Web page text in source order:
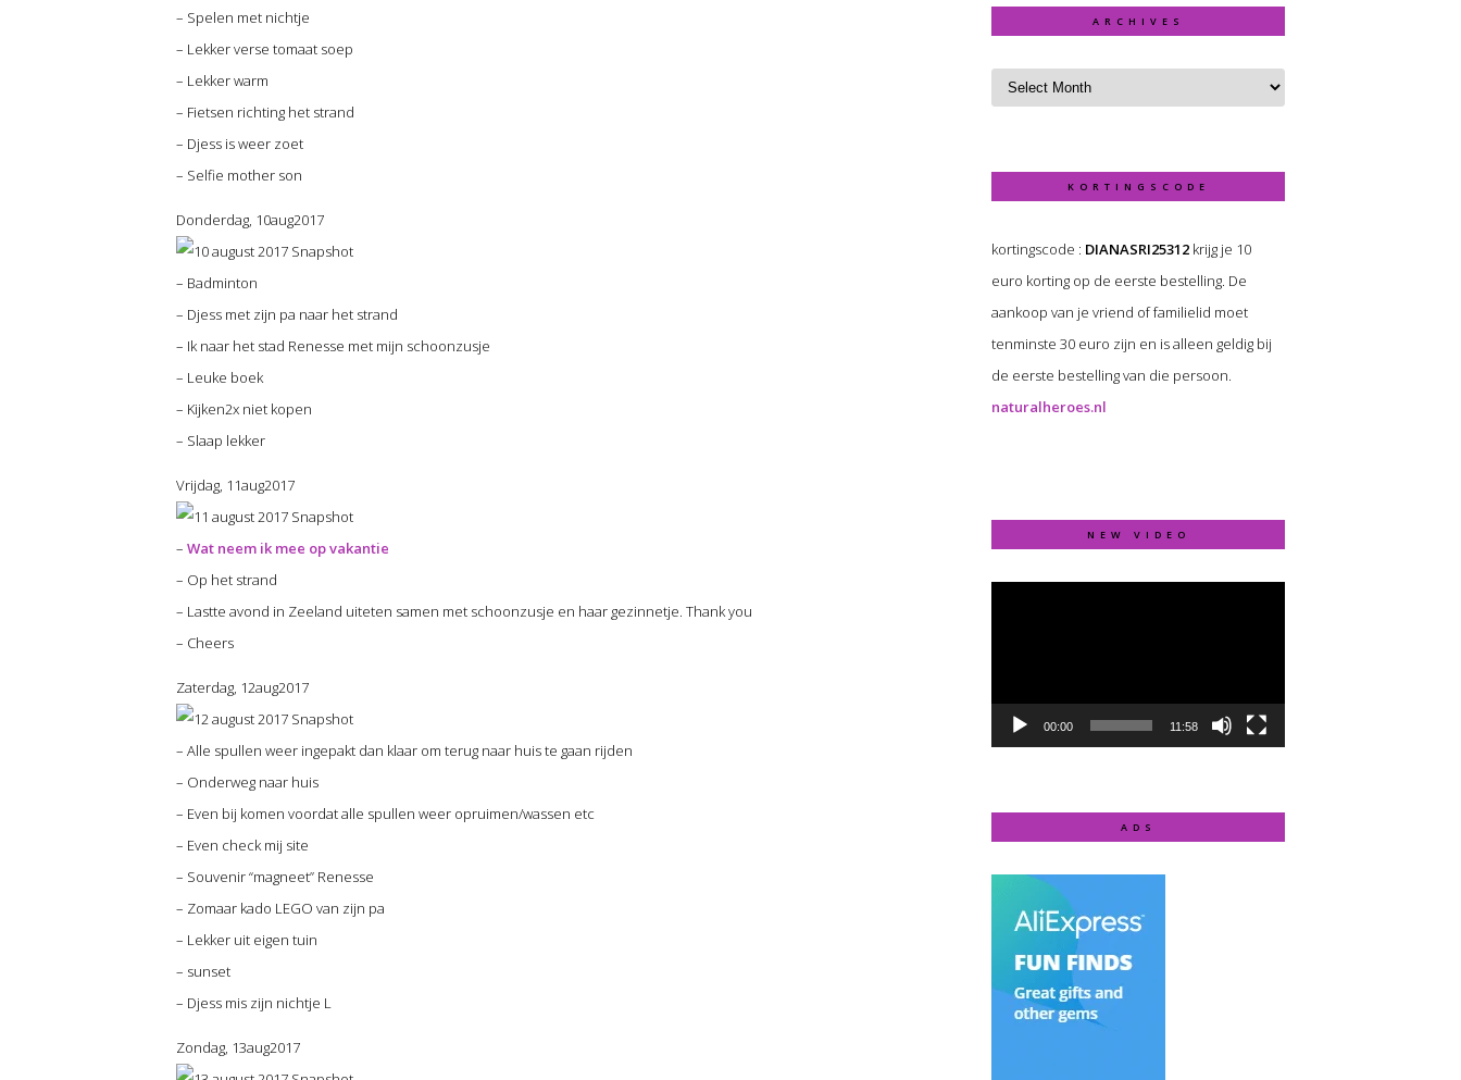
– Spelen met nichtje
– Lekker verse tomaat soep
– Lekker warm
– Fietsen richting het strand
– Djess is weer zoet
– Selfie mother son
Donderdag, 10aug2017
– Badminton
– Djess met zijn pa naar het strand
– Ik naar het stad Renesse met mijn schoonzusje
– Leuke boek
– Kijken2x niet kopen
– Slaap lekker
Vrijdag, 11aug2017
– Wat neem ik mee op vakantie
– Op het strand
– Lastte avond in Zeeland uiteten samen met schoonzusje en haar gezinnetje. Thank you
– Cheers
Zaterdag, 12aug2017
– Alle spullen weer ingepakt dan klaar om terug naar huis te gaan rijden
– Onderweg naar huis
– Even bij komen voordat alle spullen weer opruimen/wassen etc
– Even check mij site
– Souvenir “magneet” Renesse
– Zomaar kado LEGO van zijn pa
– Lekker uit eigen tuin
– sunset
– Djess mis zijn nichtje L
Zondag, 13aug2017
ARCHIVES
KORTINGSCODE
kortingscode : DIANASRI25312 krijg je 10
euro korting op de eerste bestelling. De
aankoop van je vriend of familielid moet
tenminste 30 euro zijn en is alleen geldig bij
de eerste bestelling van die persoon.
naturalheroes.nl
NEW VIDEO
Video
00:00 11:58
ADS